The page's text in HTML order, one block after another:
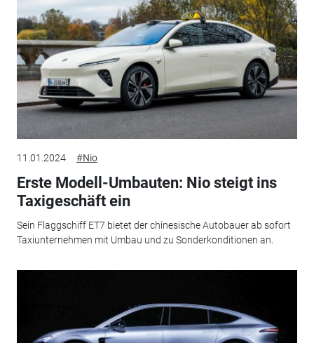
11.01.2024 #Nio
Erste Modell-Umbauten: Nio steigt ins
Taxigeschäft ein
Sein Flaggschiff ET7 bietet der chinesische Autobauer ab sofort
Taxiunternehmen mit Umbau und zu Sonderkonditionen an.